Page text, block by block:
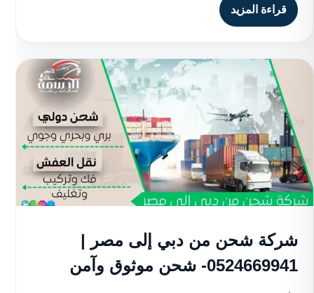
قراءة المزيد
شركة شحن من دبي إلى مصر |
0524669941- شحن موثوق وآمن